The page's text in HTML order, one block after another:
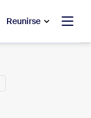
Reunirse